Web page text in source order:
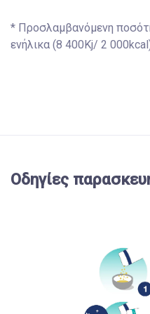
* Προσλαμβανόμενη
ενήλικα (8 400Kj/ 2
Οδηγίες